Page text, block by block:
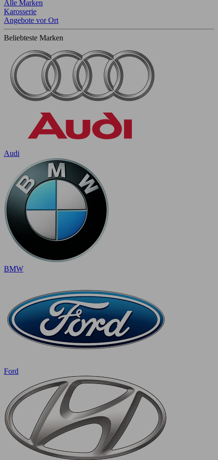
Alle Marken
Karosserie
Angebote vor Ort
Beliebteste Marken
Audi
BMW
Ford